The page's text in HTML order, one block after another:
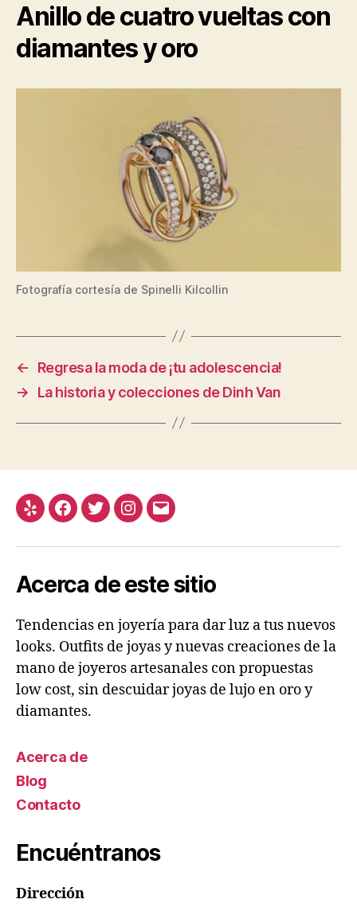
Anillo de cuatro vueltas con
diamantes y oro
Fotografía cortesía de Spinelli Kilcollin
←
Regresa la moda de ¡tu adolescencia!
→
La historia y colecciones de Dinh Van
Yelp Facebook
TwitterInstagram
Correo
Acerca de este sitio
Tendencias en joyería para dar luz a tus nuevos
looks. Outfits de joyas y nuevas creaciones de la
mano de joyeros artesanales con propuestas
low cost, sin descuidar joyas de lujo en oro y
diamantes.
Acerca de
Blog
Contacto
Encuéntranos
Dirección